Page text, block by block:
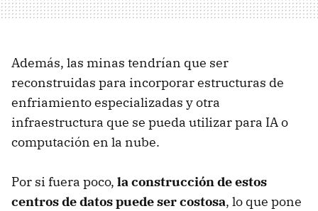
Además, las minas tendrían que ser
reconstruidas para incorporar estructuras de
enfriamiento especializadas y otra
infraestructura que se pueda utilizar para IA o
computación en la nube.
Por si fuera poco, la construcción de estos
centros de datos puede ser costosa, lo que pone